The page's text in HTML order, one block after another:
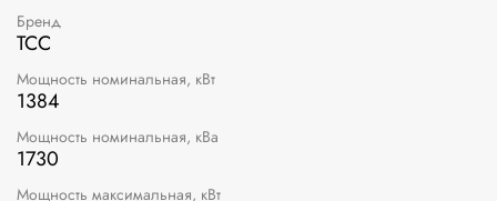
Бренд
ТСС
Мощность номинальная, кВт
1384
Мощность номинальная, кВа
1730
Мощность максимальная, кВт